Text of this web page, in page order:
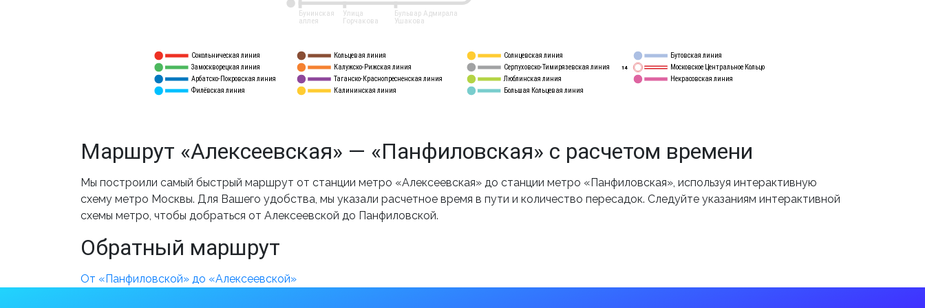
Сокольническая линия
Замоскворецкая линия
Арбатско-Покровская линия
Филёвская линия
Кольцевая линия
Калужско-Рижская линия
Таганско-Краснопресненская линия
Калининская линия
Солнцевская линия
Серпуховско-Тимирязевская линия
Люблинская линия
Бутовская линия
Московское Центральное Кольцо
Большая Кольцевая линия
Некрасовская линия
14
Бульвар Адмирала
Ушакова
Улица
Горчакова
Бунинская
аллея
Маршрут «Алексеевская» — «Панфиловская» с расчетом времени
Мы построили самый быстрый маршрут от станции метро «Алексеевская» до станции метро «Панфиловская», используя интерактивную
схему метро Москвы. Для Вашего удобства, мы указали расчетное время в пути и количество пересадок. Следуйте указаниям интерактивной
схемы метро, чтобы добраться от Алексеевской до Панфиловской.
Обратный маршрут
От «Панфиловской» до «Алексеевской»